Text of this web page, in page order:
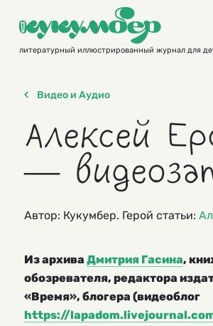
contentлитературный иллюстрированный журнал для
Видео и Аудио
Алексей
—
Автор: Кукумбер. Герой статьи:
Из архива Дмитрия Гасина,
обозревателя, редактора
«Время», блогера (видеоблог
https://